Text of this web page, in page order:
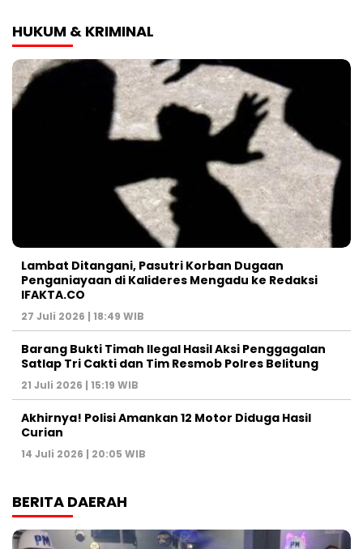
HUKUM & KRIMINAL
Lambat Ditangani, Pasutri Korban Dugaan
Penganiayaan di Kalideres Mengadu ke Redaksi
IFAKTA.CO
27 Juli 2026 | 18:49 WIB
Barang Bukti Timah Ilegal Hasil Aksi Penggagalan
Satlap Tri Cakti dan Tim Resmob Polres Belitung
21 Juli 2026 | 15:19 WIB
Akhirnya! Polisi Amankan 12 Motor Diduga Hasil
Curian
14 Juli 2026 | 20:05 WIB
BERITA DAERAH